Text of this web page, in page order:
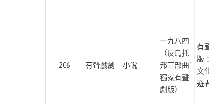
206 有聲戲劇 小說
一九八四
（反烏托
邦三部曲˙
獨家有聲
劇版）
有聲出
版：
文化
遊者